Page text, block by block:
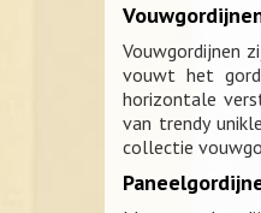
Vouwgordijnen
vouwt het
horizontale
van trendy
collectie